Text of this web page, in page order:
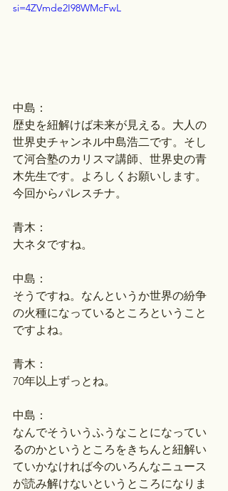
si=4ZVmde2I98WMcFwL
中島：
歴史を紐解けば未来が見える。大人の
世界史チャンネル中島浩二です。そし
て河合塾のカリスマ講師、世界史の青
木先生です。よろしくお願いします。
今回からパレスチナ。
青木：
大ネタですね。
中島：
そうですね。なんというか世界の紛争
の火種になっているところということ
ですよね。
青木：
70年以上ずっとね。
中島：
なんでそういうふうなことになってい
るのかというところをきちんと紐解い
ていかなければ今のいろんなニュース
が読み解けないというところになりま